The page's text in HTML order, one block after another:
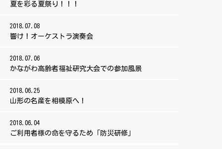
夏を彩る夏祭り！！！
2018.07.08
響け！オーケストラ演奏会
2018.07.06
かながわ高齢者福祉研究大会での参加風景
2018.06.25
山形の名産を相模原へ！
2018.06.04
ご利用者様の命を守るため「防災研修」